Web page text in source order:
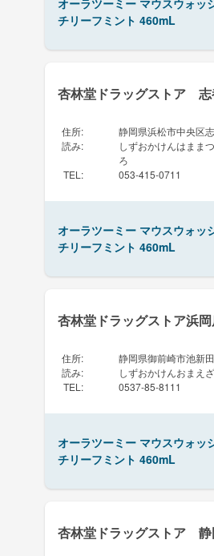
チリーフミント 460mL
杏林堂ドラッグストア 志
住所:
静岡県浜松市中央区
読み:
しずおかけんはまま
ろ
TEL : 053-415-0711
オーラツーミー マウスウォッ
チリーフミント 460mL
杏林堂ドラッグストア浜
住所:
静岡県御前崎市池新
読み:
しずおかけんおまえ
TEL : 0537-85-8111
オーラツーミー マウスウォッ
チリーフミント 460mL
杏林堂ドラッグストア 静